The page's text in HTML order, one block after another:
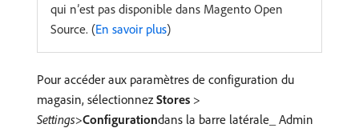
qui n’est pas disponible dans Magento Open
Source. (En savoir plus)
Pour accéder aux paramètres de configuration du
magasin, sélectionnezStores >
Settings>Configuration​dans la barre latérale_ Admin